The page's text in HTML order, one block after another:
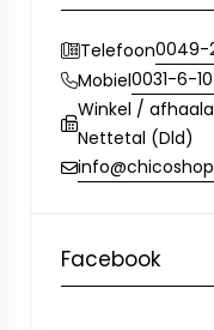
Telefoon0049-
Mobiel0031-6-
Winkel /
Nettetal (Dld)
Facebook